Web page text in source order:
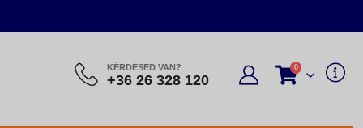
KÉRDÉSED VAN?
+36 26 328 120
0